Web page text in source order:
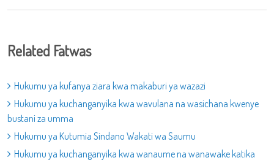
Related Fatwas
Hukumu ya kufanya ziara kwa makaburi ya wazazi
Hukumu ya kuchanganyika kwa wavulana na wasichana kwenye
bustani za umma
Hukumu ya Kutumia Sindano Wakati wa Saumu
Hukumu ya kuchanganyika kwa wanaume na wanawake katika